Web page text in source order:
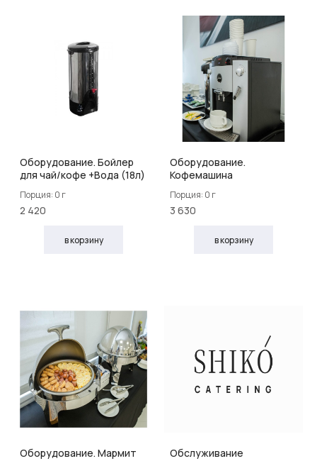
Оборудование. Бойлер
для чай/кофе +Вода (18л)
Порция: 0 г
2 420
в корзину
Оборудование.
Кофемашина
Порция: 0 г
3 630
в корзину
Оборудование. Мармит
Обслуживание